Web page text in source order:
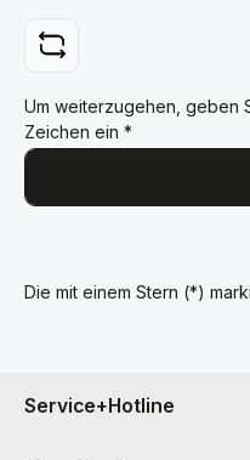
Um weiterzugehen, geben
Zeichen ein *
Die mit einem Stern (*)
Service+Hotline